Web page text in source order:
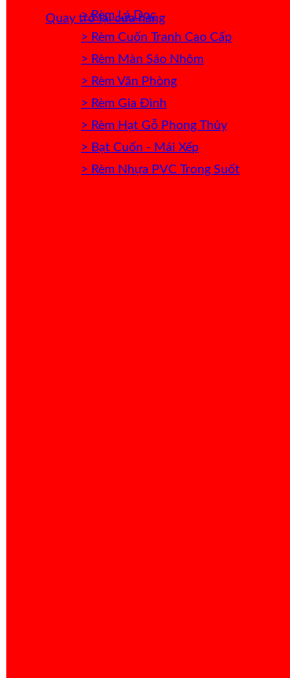
Quay trở lại cửa hàng
> Rèm Lá Dọc
> Rèm Cuốn Tranh Cao Cấp
> Rèm Màn Sáo Nhôm
> Rèm Văn Phòng
> Rèm Gia Đình
> Rèm Hạt Gỗ Phong Thủy
> Bạt Cuốn - Mái Xếp
> Rèm Nhựa PVC Trong Suốt